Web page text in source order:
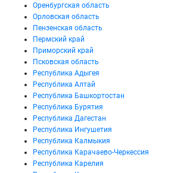
Оренбургская область
Орловская область
Пензенская область
Пермский край
Приморский край
Псковская область
Республика Адыгея
Республика Алтай
Республика Башкортостан
Республика Бурятия
Республика Дагестан
Республика Ингушетия
Республика Калмыкия
Республика Карачаево-Черкессия
Республика Карелия